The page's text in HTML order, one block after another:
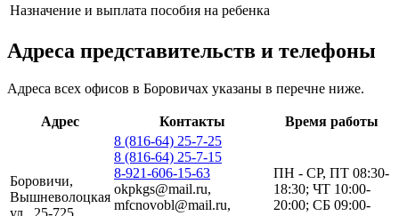
Назначение и выплата пособия на ребенка
Адреса представительств и телефоны
Адреса всех офисов в Боровичах указаны в перечне ниже.
Адрес Контакты Время работы
Боровичи,
Вышневолоцкая
8 (816-64) 25-7-25
8 (816-64) 25-7-15
8-921-606-15-63
okpkgs@mail.ru,
mfcnovobl@mail.ru,
ПН - СР, ПТ 08:30-
18:30; ЧТ 10:00-
20:00; СБ 09:00-